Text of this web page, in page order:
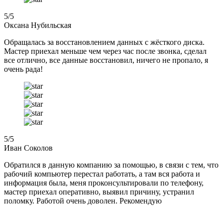
5/5
Оксана Нубильская
Обращалась за восстановлением данных с жёсткого диска.
Мастер приехал меньше чем через час после звонка, сделал
все отлично, все данные восстановил, ничего не пропало, я
очень рада!
5/5
Иван Соколов
Обратился в данную компанию за помощью, в связи с тем, что
рабочий компьютер перестал работать, а там вся работа и
информация была, меня проконсультировали по телефону,
мастер приехал оперативно, выявил причину, устранил
поломку. Работой очень доволен. Рекомендую